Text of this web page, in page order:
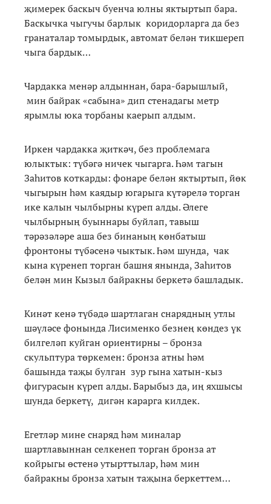
җимерек баскыч буенча юлны яктыртып бара.
Баскычка чыгучы барлык коридорларга да без
гранаталар томырдык, автомат белән тикшереп
чыга бардык…
Чардакка менәр алдыннан, бара-барышлый,
мин байрак «сабына» дип стенадагы метр
ярымлы юка торбаны каерып алдым.
Иркен чардакка җиткәч, без проблемага
юлыктык: түбәгә ничек чыгарга. Һәм тагын
Заһитов коткарды: фонаре белән яктыртып, йөк
чыгырын һәм каядыр югарыга күтәрелә торган
ике калын чылбырны күреп алды. Әлеге
чылбырның буыннары буйлап, тавыш
тәрәзәләре аша без бинаның көнбатыш
фронтоны түбәсенә чыктык. Һәм шунда, чак
кына күренеп торган башня янында, Заһитов
белән мин Кызыл байракны беркетә башладык.
Кинәт кенә түбәдә шартлаган снарядның утлы
шәүләсе фонында Лисименко безнең көндез үк
билгеләп куйган ориентирны – бронза
скульптура төркемен: бронза атны һәм
башында таҗы булган зур гына хатын-кыз
фигурасын күреп алды. Барыбыз да, иң яхшысы
шунда беркетү, дигән карарга килдек.
Егетләр мине снаряд һәм миналар
шартлавыннан селкенеп торган бронза ат
койрыгы өстенә утырттылар, һәм мин
байракны бронза хатын таҗына беркеттем…